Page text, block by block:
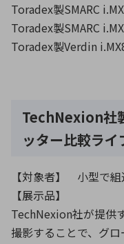
Toradex製SMARC
Toradex製SMARC
Toradex製Verdin
TechNexion社
ッター比較ラ
【対象者】 小型で
【展示品】
TechNexion社が提供
撮影することで、グ